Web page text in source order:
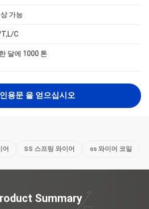
가능
C
달에 1000 톤
인용문 을 얻으십시오
어 SS 스프링 와이어 ss 와이어 코일
Summary